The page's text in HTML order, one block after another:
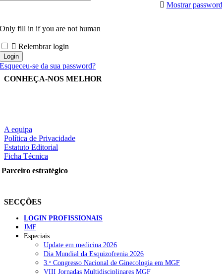
Mostrar password
Only fill in if you are not human
Relembrar login
Esqueceu-se da sua password?
CONHEÇA-NOS MELHOR
A equipa
Política de Privacidade
Estatuto Editorial
Ficha Técnica
Parceiro estratégico
SECÇÕES
LOGIN PROFISSIONAIS
JMF
Especiais
Update em medicina 2026
Dia Mundial da Esquizofrenia 2026
3.ᵒ Congresso Nacional de Ginecologia em MGF
VIII Jornadas Multidisciplinares MGF